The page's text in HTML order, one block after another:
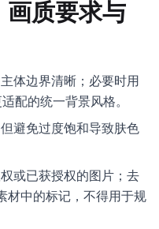
质要求与
体边界清晰；必要时用
配的统一背景风格。
避免过度饱和导致肤色
或已获授权的图片；去
材中的标记，不得用于规